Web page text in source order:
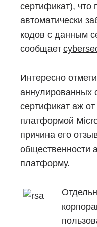
сертификат), что
автоматически
кодов с данным
сообщает
Интересно
аннулированных
сертификат аж
платформой
причина его
общественности
платформу.